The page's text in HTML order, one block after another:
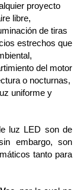
proyecto
libre,
de tiras
estrechos que
del motor
o nocturnas,
uniforme y
luz LED son de
embargo, son
tanto para